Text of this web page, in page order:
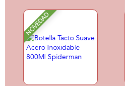
NOVEDAD